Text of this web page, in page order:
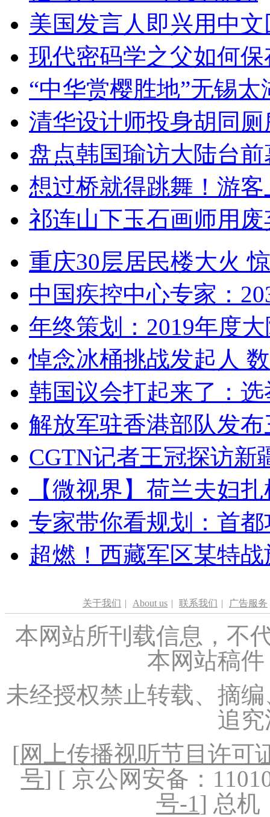
美国发言人即兴用中
现代密码学之父如何
“中华赏樱胜地”无锡
清华设计师投身胡同
盘点韩国瑜访大陆台
想过桥就得跳舞！游客
祁连山下玉石画师用
重庆30层居民楼大火
中国疾控中心专家：
年终策划：2019年度
悼念冰桶挑战发起人
韩国议会打起来了：
解放军驻香港部队发
CGTN记者王冠探访新
【微视界】荷兰夫妇
专家带你看规划：首
超燃！西藏军区某特
关于我们 | About us | 联系我们 | 广告服务
本网站所刊载信息，不
本网站稿
未经授权禁止转载、摘
追
[网上传播视听节目许可
号] [ 京公网安备：
号-1] 总机